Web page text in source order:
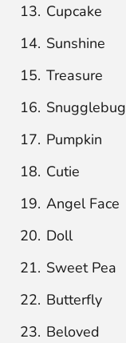
Cupcake
Sunshine
Treasure
Snugglebug
Pumpkin
Cutie
Angel Face
Doll
Sweet Pea
Butterfly
Beloved